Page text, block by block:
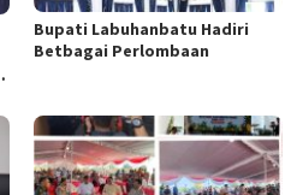
Bupati Labuhanbatu Hadiri
Betbagai Perlombaan